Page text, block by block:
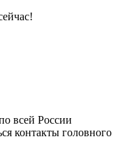
всей России
контакты головного